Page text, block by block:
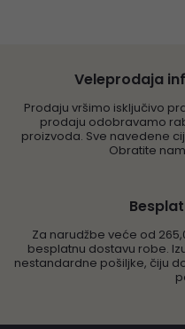
Veleprodaja
Prodaju vršimo isključivo
prodaju odobravamo
proizvoda. Sve navedene
Obratite
Za narudžbe veće od
besplatnu dostavu robe.
nestandardne pošiljke, čiju